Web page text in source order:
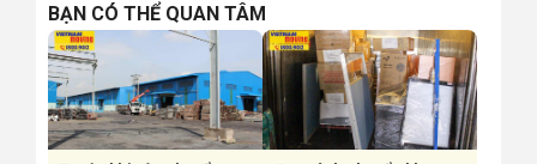
BẠN CÓ THỂ QUAN TÂM